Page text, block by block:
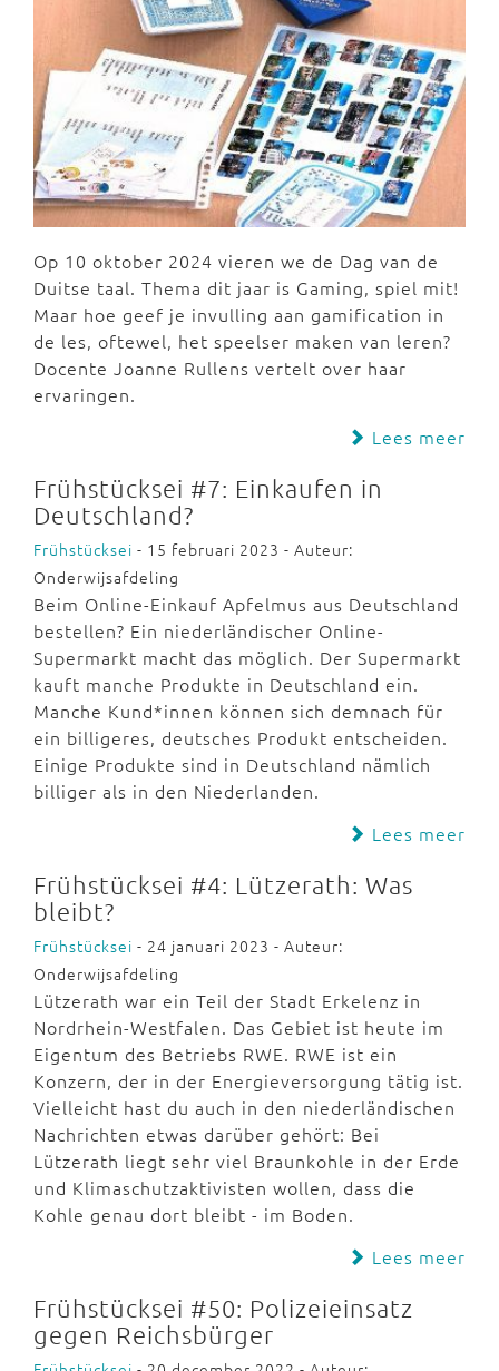
Op 10 oktober 2024 vieren we de Dag van de
Duitse taal. Thema dit jaar is Gaming, spiel mit!
Maar hoe geef je invulling aan gamification in
de les, oftewel, het speelser maken van leren?
Docente Joanne Rullens vertelt over haar
ervaringen.
Lees meer
Frühstücksei #7: Einkaufen in
Deutschland?
Frühstücksei - 15 februari 2023 - Auteur:
Onderwijsafdeling
Beim Online-Einkauf Apfelmus aus Deutschland
bestellen? Ein niederländischer Online-
Supermarkt macht das möglich. Der Supermarkt
kauft manche Produkte in Deutschland ein.
Manche Kund*innen können sich demnach für
ein billigeres, deutsches Produkt entscheiden.
Einige Produkte sind in Deutschland nämlich
billiger als in den Niederlanden.
Lees meer
Frühstücksei #4: Lützerath: Was
bleibt?
Frühstücksei - 24 januari 2023 - Auteur:
Onderwijsafdeling
Lützerath war ein Teil der Stadt Erkelenz in
Nordrhein-Westfalen. Das Gebiet ist heute im
Eigentum des Betriebs RWE. RWE ist ein
Konzern, der in der Energieversorgung tätig ist.
Vielleicht hast du auch in den niederländischen
Nachrichten etwas darüber gehört: Bei
Lützerath liegt sehr viel Braunkohle in der Erde
und Klimaschutzaktivisten wollen, dass die
Kohle genau dort bleibt - im Boden.
Lees meer
Frühstücksei #50: Polizeieinsatz
gegen Reichsbürger